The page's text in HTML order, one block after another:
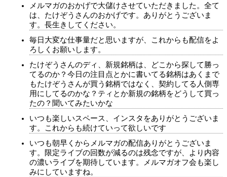
メルマガのおかげで大儲けさせていただきました。全て
は、たけぞうさんのおかげです。ありがとうございま
す。長生きしてください。
毎日大変な仕事量だと思いますが、これからも配信をよ
ろしくお願いします。
たけぞうさんのディ、新規銘柄は、どこから探して勝っ
てるのか？今日の注目点とかに書いてる銘柄はあくまで
もたけぞうさんが買う銘柄ではなく、契約してる人側専
用にしてるのかな？ティとか新規の銘柄をどうして買っ
たの？聞いてみたいかな
いつも楽しいスペース、インスタをありがとうございま
す。これからも続けていって欲しいです
いつも朝早くからメルマガの配信ありがとうございま
す。限定ライブの回数が減るのは残念ですが、より内容
の濃いライブを期待しています。メルマガオフ会も楽し
みにしていますね。